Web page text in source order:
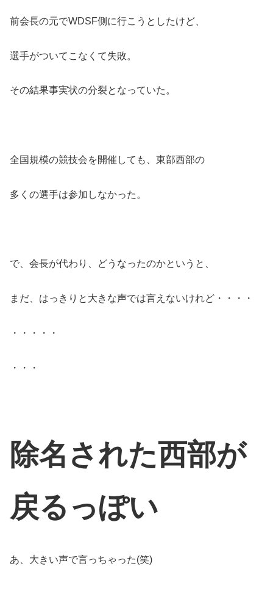
前会長の元でWDSF側に行こうとしたけど、
選手がついてこなくて失敗。
その結果事実状の分裂となっていた。
全国規模の競技会を開催しても、東部西部の
多くの選手は参加しなかった。
で、会長が代わり、どうなったのかというと、
まだ、はっきりと大きな声では言えないけれど・・・・
・・・・・
・・・
除名された西部が
戻るっぽい
あ、大きい声で言っちゃった(笑)